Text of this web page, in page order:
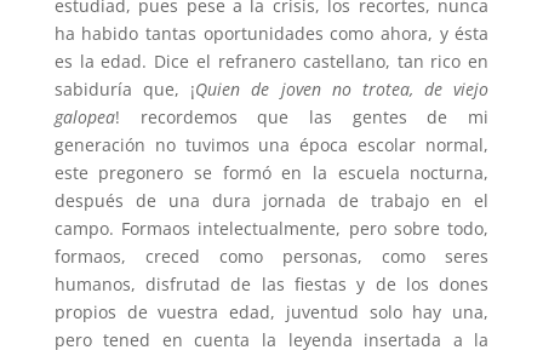
estudiad, pues pese a la crisis, los recortes, nunca
ha habido tantas oportunidades como ahora, y ésta
es la edad. Dice el refranero castellano, tan rico en
sabiduría que, ¡Quien de joven no trotea, de viejo
galopea! recordemos que las gentes de mi
generación no tuvimos una época escolar normal,
este pregonero se formó en la escuela nocturna,
después de una dura jornada de trabajo en el
campo. Formaos intelectualmente, pero sobre todo,
formaos, creced como personas, como seres
humanos, disfrutad de las fiestas y de los dones
propios de vuestra edad, juventud solo hay una,
pero tened en cuenta la leyenda insertada a la